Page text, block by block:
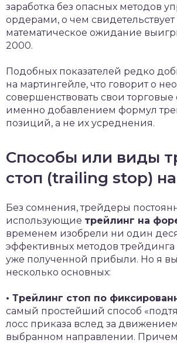
заработка без опасных методов
ордерами, о чем свидетельствует
математическое ожидание
2000.
Подобных показателей редко
на мартингейле, что говорит о
совершенствовать свои торговые
именно добавлением формул
позиций, а не их усреднения.
Способы или виды
стоп (trailing stop)
Без сомнения, трейдеры
использующие трейлинг на
временем изобрели ни один
эффективных методов трейдинга
уже полученной прибыли. Но я
несколько основных:
• Трейлинг стоп по
самый простейший способ
лосс приказа вслед за
выбранном направлении.